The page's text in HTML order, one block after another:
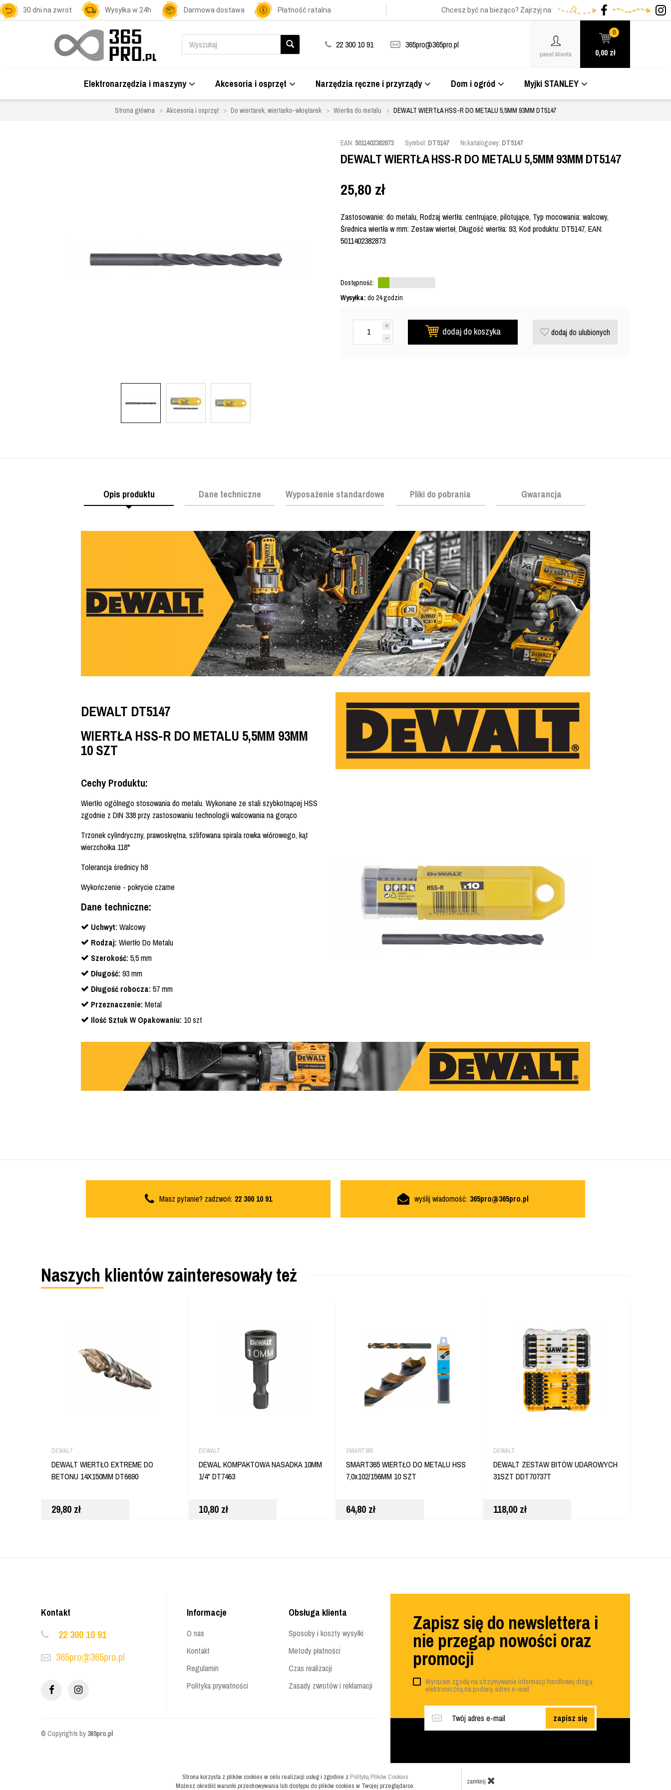
30 dni na zwrot Wysyłka w 24h Darmowa dostawa Płatność ratalna Chcesz być na bieżąco? Zajrzyj na:
22 300 10 91 365pro@365pro.pl
panel klienta
0
0,00 zł
Elektronarzędzia i maszyny Akcesoria i osprzęt Narzędzia ręczne i przyrządy Dom i ogród Myjki STANLEY
Strona główna Akcesoria i osprzęt Do wiertarek, wiertarko-wkrętarek Wiertła do metalu DEWALT WIERTŁA HSS-R DO METALU 5,5MM 93MM DT5147
EAN: 5011402382873 Symbol: DT5147 Nr.katalogowy: DT5147
DEWALT WIERTŁA HSS-R DO METALU 5,5MM 93MM DT5147
25,80 zł
Zastosowanie: do metalu, Rodzaj wiertła: centrujące, pilotujące, Typ mocowania: walcowy,
Średnica wiertła w mm: Zestaw wierteł, Długość wiertła: 93, Kod produktu: DT5147, EAN:
5011402382873
Dostępność:
Wysyłka: do 24 godzin
dodaj do koszyka dodaj do ulubionych
Opis produktu Dane techniczne Wyposażenie standardowe Pliki do pobrania Gwarancja
DEWALT DT5147
WIERTŁA HSS-R DO METALU 5,5MM 93MM
10 SZT
Cechy Produktu:
Wiertło ogólnego stosowania do metalu. Wykonane ze stali szybkotnącej HSS
zgodnie z DIN 338 przy zastosowaniu technologii walcowania na gorąco
Trzonek cylindryczny, prawoskrętna, szlifowana spirala rowka wiórowego, kąt
wierzchołka 118°
Tolerancja średnicy h8
Wykończenie - pokrycie czarne
Dane techniczne:
Uchwyt: Walcowy
Rodzaj: Wiertło Do Metalu
Szerokość: 5,5 mm
Długość: 93 mm
Długość robocza: 57 mm
Przeznaczenie: Metal
Ilość Sztuk W Opakowaniu: 10 szt
Masz pytanie? zadzwoń: 22 300 10 91 wyślij wiadomość: 365pro@365pro.pl
Naszych klientów zainteresowały też
DEWALT
DEWALT WIERTŁO EXTREME DO
BETONU 14X150MM DT6690
29,80 zł
DEWALT
DEWAL KOMPAKTOWA NASADKA 10MM
1/4" DT7463
10,80 zł
SMART365
SMART365 WIERTŁO DO METALU HSS
7,0x102/156MM 10 SZT
64,80 zł
DEWALT
DEWALT ZESTAW BITÓW UDAROWYCH
31SZT DDT70737T
118,00 zł
Zapisz się do newslettera i
nie przegap nowości oraz
promocji
Wyrażam zgodę na otrzymywanie informacji handlowej drogą
elektroniczną na podany adres e-mail
zapisz się
Informacje
O nas
Kontakt
Regulamin
Polityka prywatności
Obsługa klienta
Sposoby i koszty wysyłki
Metody płatności
Czas realizacji
Zasady zwrotów i reklamacji
Kontakt
22 300 10 91
365pro@365pro.pl
© Copyrights by 365pro.pl
Strona korzysta z plików cookies w celu realizacji usług i zgodnie z Polityką Plików Cookies
Możesz określić warunki przechowywania lub dostępu do plików cookies w Twojej przeglądarce.
zamknij